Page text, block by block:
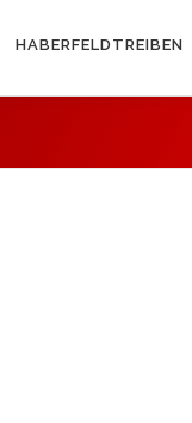
HABERFELDTREIBEN